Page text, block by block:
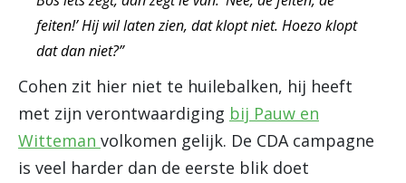
feiten!’ Hij wil laten zien, dat klopt niet. Hoezo klopt
dat dan niet?”
Cohen zit hier niet te huilebalken, hij heeft
met zijn verontwaardiging bij Pauw en
Witteman volkomen gelijk. De CDA campagne
is veel harder dan de eerste blik doet